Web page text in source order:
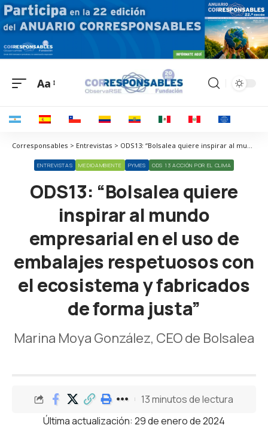
Aa
Corresponsables > Entrevistas > ODS13: “Bolsalea quiere inspirar al mundo empresarial en el uso de embalajes respetuosos con el ecosistema y fabricados de forma justa”
ENTREVISTAS MEDIOAMBIENTE PYMES ODS 13 ACCIÓN POR EL CLIMA
ODS13: “Bolsalea quiere
inspirar al mundo
empresarial en el uso de
embalajes respetuosos con
el ecosistema y fabricados
de forma justa”
Marina Moya González, CEO de Bolsalea
Última actualización: 29 de enero de 2024
13 minutos de lectura